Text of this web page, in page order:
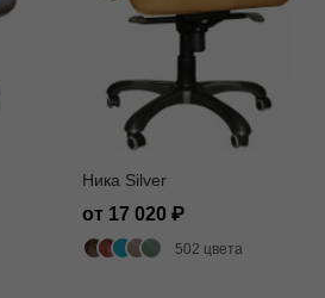
Ника Silver
от 17 020
502 цвета